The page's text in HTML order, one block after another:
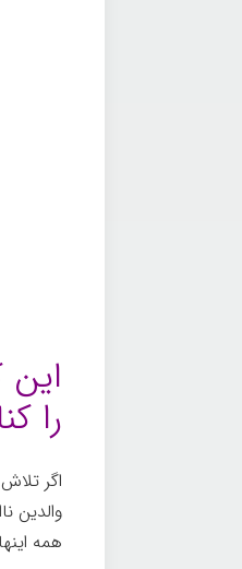
را
اگر
والدین
همه